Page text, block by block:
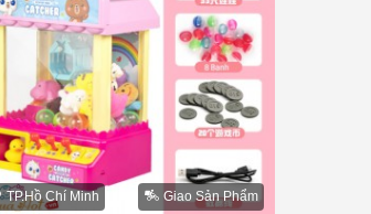
TP.Hồ Chí Minh Giao Sản Phẩm